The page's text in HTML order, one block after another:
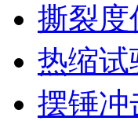
撕裂度
热缩试
摆锤冲